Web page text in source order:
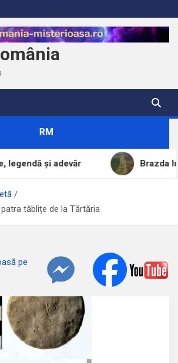
RM
Brazda lui Novac,
tăblițe de la Tărtăria